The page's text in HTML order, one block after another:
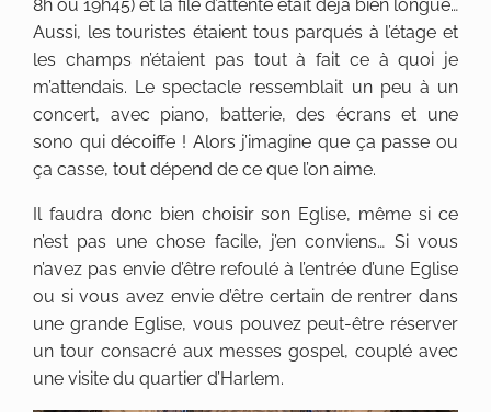
8h ou 19h45) et la file d’attente était déjà bien longue…
Aussi, les touristes étaient tous parqués à l’étage et
les champs n’étaient pas tout à fait ce à quoi je
m’attendais. Le spectacle ressemblait un peu à un
concert, avec piano, batterie, des écrans et une
sono qui décoiffe ! Alors j’imagine que ça passe ou
ça casse, tout dépend de ce que l’on aime.
Il faudra donc bien choisir son Eglise, même si ce
n’est pas une chose facile, j’en conviens… Si vous
n’avez pas envie d’être refoulé à l’entrée d’une Eglise
ou si vous avez envie d’être certain de rentrer dans
une grande Eglise, vous pouvez peut-être réserver
un tour consacré aux messes gospel, couplé avec
une visite du quartier d’Harlem.